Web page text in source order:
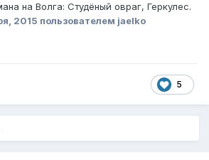
на Волга: Студёный овраг, Геркулес.
2015 пользователем jaelko
5